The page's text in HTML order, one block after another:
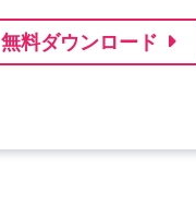
無料ダウンロード